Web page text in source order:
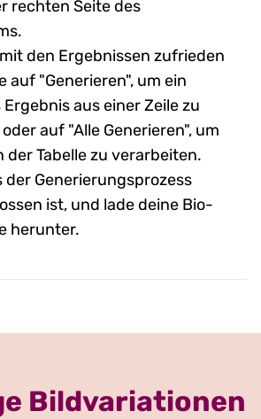
rechten Seite des
den Ergebnissen zufrieden
auf "Generieren", um ein
aus einer Zeile zu
auf "Alle Generieren", um
der Tabelle zu verarbeiten.
der Generierungsprozess
ist, und lade deine Bio-
herunter.
Bildvariationen